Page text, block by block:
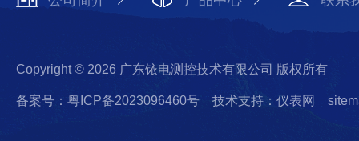
Copyright © 2026 广东铱电测控技术有限公司 版权所有
备案号：粤ICP备2023096460号 技术支持：仪表网